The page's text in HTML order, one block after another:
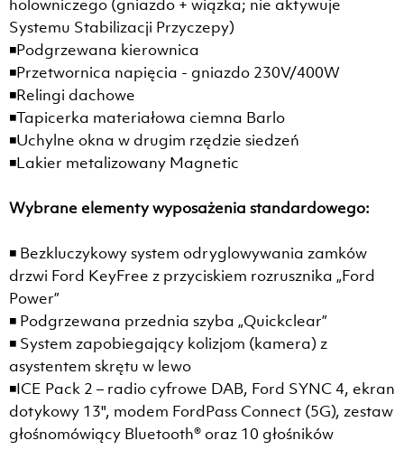
holowniczego (gniazdo + wiązka; nie aktywuje
Systemu Stabilizacji Przyczepy)
◾Podgrzewana kierownica
◾Przetwornica napięcia - gniazdo 230V/400W
◾Relingi dachowe
◾Tapicerka materiałowa ciemna Barlo
◾Uchylne okna w drugim rzędzie siedzeń
◾Lakier metalizowany Magnetic
Wybrane elementy wyposażenia standardowego:
◾ Bezkluczykowy system odryglowywania zamków
drzwi Ford KeyFree z przyciskiem rozrusznika „Ford
Power”
◾ Podgrzewana przednia szyba „Quickclear”
◾ System zapobiegający kolizjom (kamera) z
asystentem skrętu w lewo
◾ICE Pack 2 – radio cyfrowe DAB, Ford SYNC 4, ekran
dotykowy 13", modem FordPass Connect (5G), zestaw
głośnomówiący Bluetooth® oraz 10 głośników